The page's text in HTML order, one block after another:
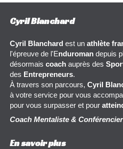
Cyril Blanchard
Cyril Blanchard est un athlète
l'épreuve de l'Enduroman depuis
désormais coach auprès des
des Entrepreneurs.
À travers son parcours, Cyril
à votre service pour vous
pour vous surpasser et pour
Coach Mentaliste & Conférencier
En savoir plus